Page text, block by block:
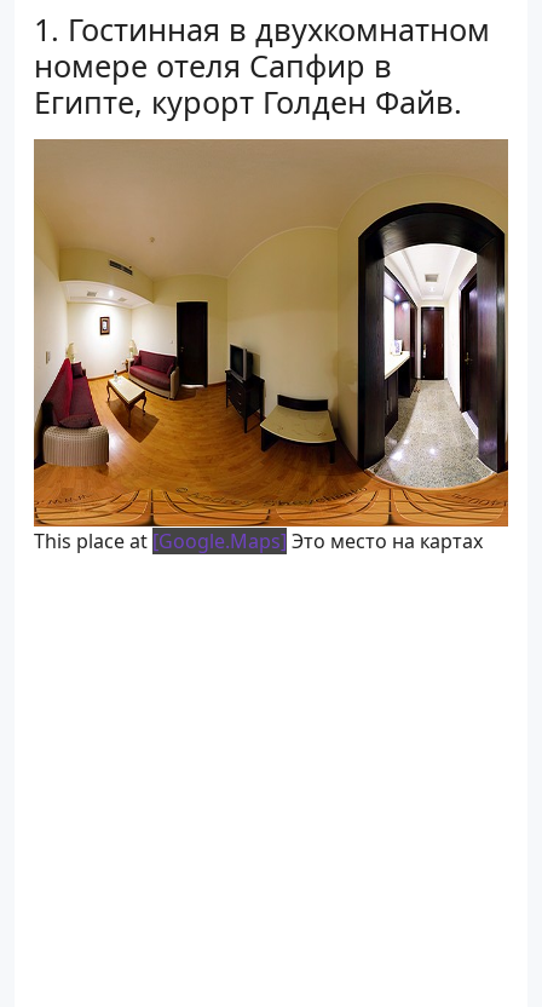
Гостинная в двухкомнатном
номере отеля Сапфир в
Египте, курорт Голден Файв.
This place at [Google.Maps] Это место на картах